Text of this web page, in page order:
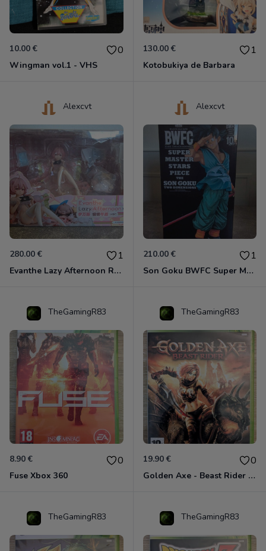
10.00 € 0
Wingman vol.1 - VHS
130.00 € 1
Kotobukiya de Barbara
Alexcvt
280.00 € 1
Evanthe Lazy Afternoon Red Pride of Eden
Alexcvt
210.00 € 1
Son Goku BWFC Super Master Stars
TheGamingR83
8.90 € 0
Fuse Xbox 360
TheGamingR83
19.90 € 0
Golden Axe - Beast Rider Xbox 360
TheGamingR83 TheGamingR83